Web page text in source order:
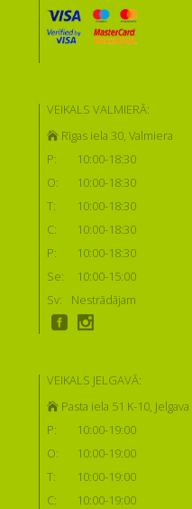
VEIKALS VALMIERĀ:
Rīgas iela 30, Valmiera
P:
10:00-18:30
O:
10:00-18:30
T:
10:00-18:30
C:
10:00-18:30
P:
10:00-18:30
Se:
10:00-15:00
Sv:
Nestrādājam
VEIKALS JELGAVĀ:
Pasta iela 51 K-10, Jelgava
P:
10:00-19:00
O:
10:00-19:00
T:
10:00-19:00
C:
10:00-19:00